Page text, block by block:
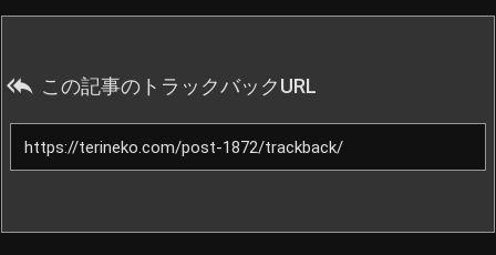
 この記事のトラックバックURL